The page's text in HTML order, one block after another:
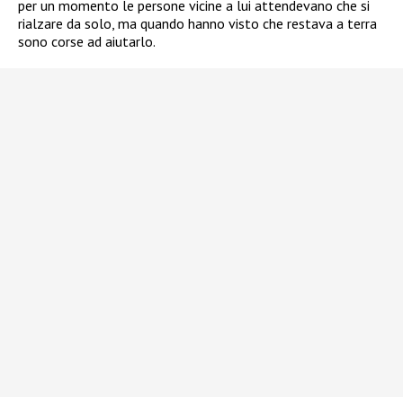
per un momento le persone vicine a lui attendevano che si
rialzare da solo, ma quando hanno visto che restava a terra
sono corse ad aiutarlo.